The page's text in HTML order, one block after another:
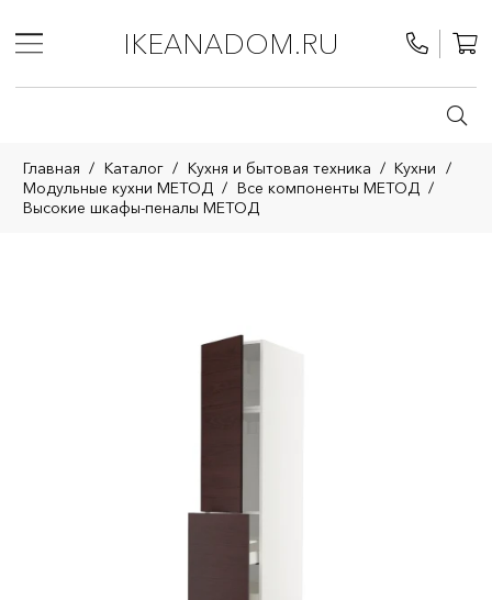
IKEANADOM.RU
Главная / Каталог / Кухня и бытовая техника / Кухни /
Модульные кухни МЕТОД / Все компоненты МЕТОД /
Высокие шкафы-пеналы МЕТОД